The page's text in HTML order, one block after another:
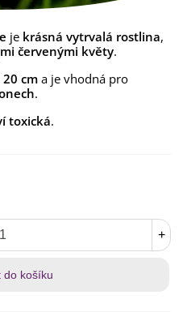
je krásná vytrvalá rostlina,
červenými květy.
cm a je vhodná pro
.
toxická.
+
do košíku